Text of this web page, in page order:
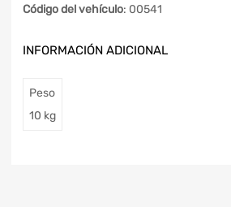
Código del vehículo: 00541
INFORMACIÓN ADICIONAL
Peso
10 kg